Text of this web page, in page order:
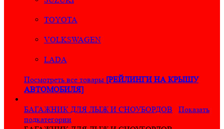
TOYOTA
VOLKSWAGEN
LADA
Посмотреть все товары [РЕЙЛИНГИ НА КРЫШУ
АВТОМОБИЛЯ]
БАГАЖНИК ДЛЯ ЛЫЖ И СНОУБОРДОВ
Показать
подкатегории